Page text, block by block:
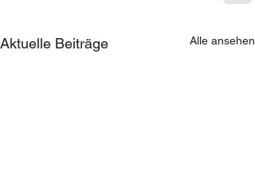
Aktuelle Beiträge Alle ansehen